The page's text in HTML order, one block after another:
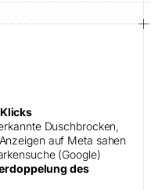
Duschbrocken,
auf Meta sahen
(Google)
des